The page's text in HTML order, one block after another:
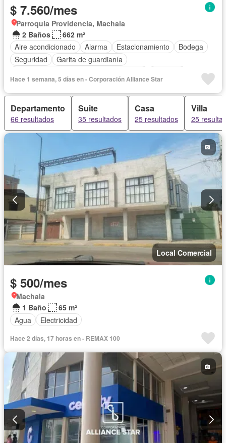
$ 7.560/mes
Parroquia Providencia, Machala
2 Baños
662 m²
Aire acondicionado
Alarma Estacionamiento
Bodega
Seguridad
Garita de guardianía
Sin amoblar
Hace 1 semana, 5 días en - Corporación Alliance Star
Departamento
66 resultados
Suite
35 resultados
Casa
25 resultados
Villa
25
Local Comercial
$ 500/mes
Machala
1 Baño
65 m²
Agua
Electricidad
Hace 2 días, 17 horas en - REMAX 100